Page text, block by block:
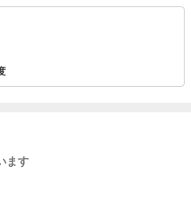
ュ」は、彩りも風味も豊かな4種類
タージュ
ます